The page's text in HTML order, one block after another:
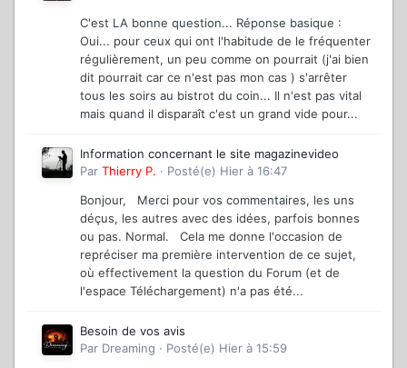
C'est LA bonne question... Réponse basique :
Oui... pour ceux qui ont l'habitude de le fréquenter
régulièrement, un peu comme on pourrait (j'ai bien
dit pourrait car ce n'est pas mon cas ) s'arrêter
tous les soirs au bistrot du coin... Il n'est pas vital
mais quand il disparaît c'est un grand vide pour...
Information concernant le site magazinevideo
Par Thierry P. · Posté(e) Hier à 16:47
Bonjour, Merci pour vos commentaires, les uns
déçus, les autres avec des idées, parfois bonnes
ou pas. Normal. Cela me donne l'occasion de
repréciser ma première intervention de ce sujet,
où effectivement la question du Forum (et de
l'espace Téléchargement) n'a pas été...
Besoin de vos avis
Par Dreaming · Posté(e) Hier à 15:59